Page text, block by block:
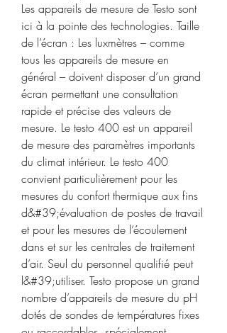
Les appareils de mesure de Testo sont
ici à la pointe des technologies. Taille
de l’écran : Les luxmètres – comme
tous les appareils de mesure en
général – doivent disposer d’un grand
écran permettant une consultation
rapide et précise des valeurs de
mesure. Le testo 400 est un appareil
de mesure des paramètres importants
du climat intérieur. Le testo 400
convient particulièrement pour les
mesures du confort thermique aux fins
d&#39;évaluation de postes de travail
et pour les mesures de l’écoulement
dans et sur les centrales de traitement
d’air. Seul du personnel qualifié peut
l&#39;utiliser. Testo propose un grand
nombre d’appareils de mesure du pH
dotés de sondes de températures fixes